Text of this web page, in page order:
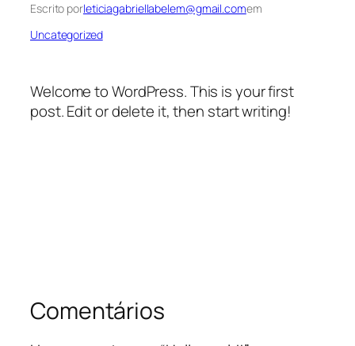
Escrito porleticiagabriellabelem@gmail.comem
Uncategorized
Welcome to WordPress. This is your first
post. Edit or delete it, then start writing!
Comentários